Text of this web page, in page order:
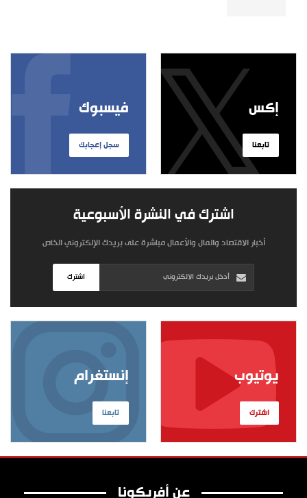
فيسبوك
سجل إعجابك
إكس
تابعنا
اشترك في النشرة الأسبوعية
أخبار الاقتصاد والمال والأعمال مباشرة على بريدك الإلكتروني الخاص
اشترك
إنستغرام
تابعنا
يوتيوب
اشترك